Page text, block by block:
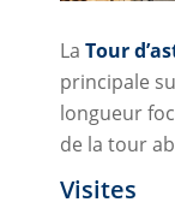
La Tour
principale
longueur
de la tour
Visites